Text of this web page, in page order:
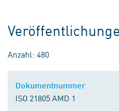
Anzahl: 480
ISO 21805 AMD 1